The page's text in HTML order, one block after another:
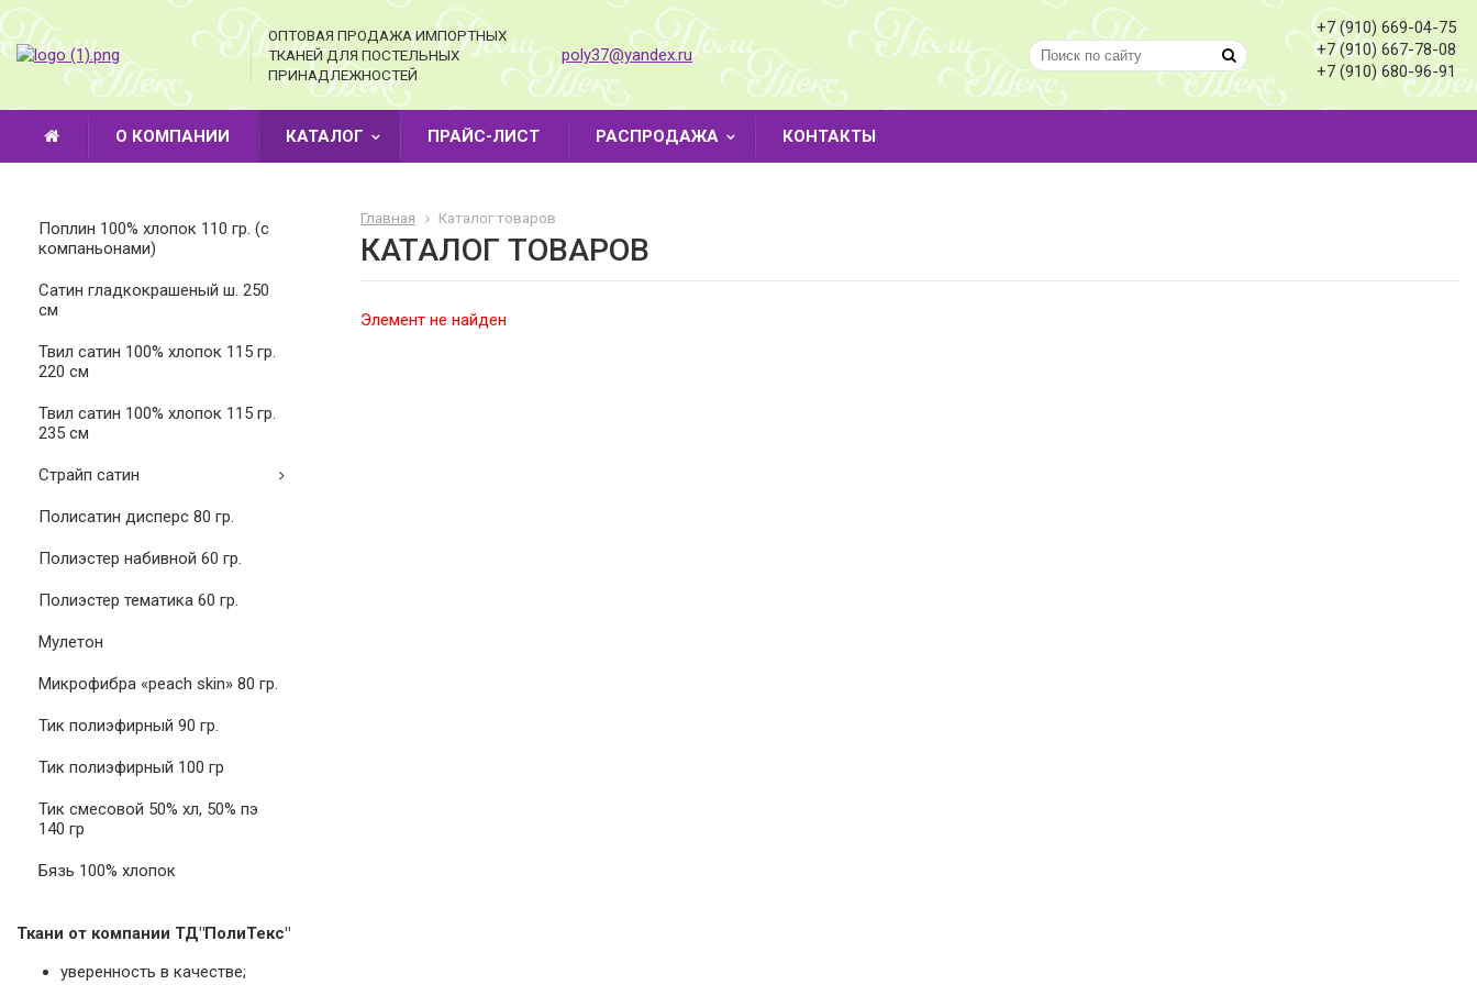
ОПТОВАЯ ПРОДАЖА ИМПОРТНЫХ
ТКАНЕЙ ДЛЯ ПОСТЕЛЬНЫХ
ПРИНАДЛЕЖНОСТЕЙ
poly37@yandex.ru
+7 (910) 669-04-75
+7 (910) 667-78-08
+7 (910) 680-96-91
О КОМПАНИИ КАТАЛОГ ПРАЙС-ЛИСТ РАСПРОДАЖА КОНТАКТЫ
Поплин 100% хлопок 110 гр. (с
компаньонами)
Cатин гладкокрашеный ш. 250
см
Твил сатин 100% хлопок 115 гр.
220 см
Твил сатин 100% хлопок 115 гр.
235 см
Страйп сатин
Полисатин дисперс 80 гр.
Полиэстер набивной 60 гр.
Полиэстер тематика 60 гр.
Мулетон
Микрофибра «peach skin» 80 гр.
Тик полиэфирный 90 гр.
Тик полиэфирный 100 гр
Тик смесовой 50% хл, 50% пэ
140 гр
Бязь 100% хлопок
Ткани от компании ТД"ПолиТекс"
уверенность в качестве;
Главная Каталог товаров
КАТАЛОГ ТОВАРОВ
Элемент не найден